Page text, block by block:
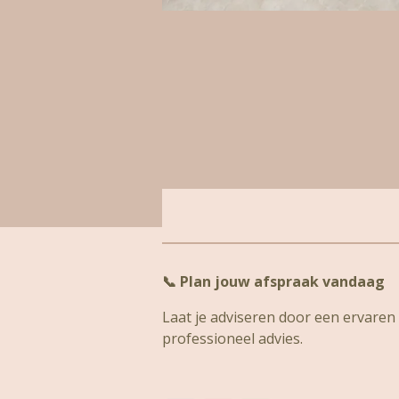
📞 Plan jouw afspraak vandaag
Laat je adviseren door een
professioneel advies.